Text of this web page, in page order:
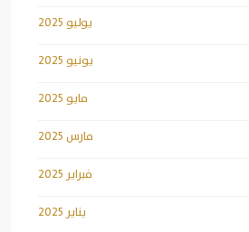
يوليو 2025
يونيو 2025
مايو 2025
مارس 2025
فبراير 2025
يناير 2025